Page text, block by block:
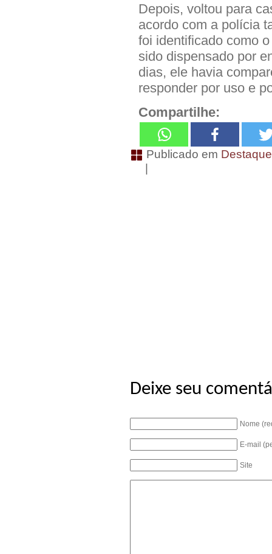
Depois, voltou para
acordo com a polícia
foi identificado como
sido dispensado por
dias, ele havia
responder por uso e
Compartilhe:
Publicado em
|
Deixe seu
Nome
E-mail
Site